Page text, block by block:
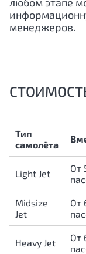
менеджеров.
Тип
самолёта
Light Jet
От
Midsize
Jet
От
Heavy Jet
От